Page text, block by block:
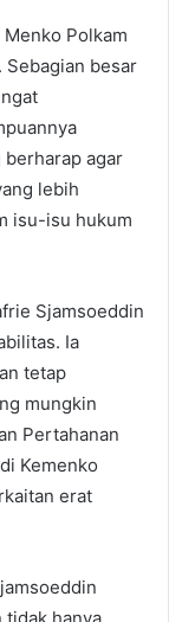
Polkam
Sebagian besar
berharap agar
lebih
isu-isu hukum
Sjamsoeddin
Ia
tetap
mungkin
Pertahanan
Kemenko
erat